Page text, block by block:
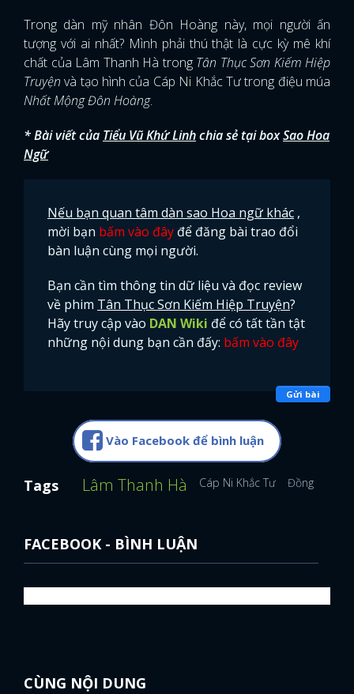
Trong dàn mỹ nhân Đôn Hoàng này, mọi người ấn
tượng với ai nhất? Mình phải thú thật là cực kỳ mê khí
chất của Lâm Thanh Hà trongTân Thục Sơn Kiếm Hiệp
Truyện và tạo hình của Cáp Ni Khắc Tư trong điệu múa
Nhất Mộng Đôn Hoàng.
* Bài viết của Tiểu Vũ Khứ Linhchia sẻ tại boxSao Hoa
Ngữ
Nếu bạn quan tâm dàn sao Hoa ngữ khác ,
mời bạn bấm vào đây để đăng bài trao đổi
bàn luận cùng mọi người.
Bạn cần tìm thông tin dữ liệu và đọc review
về phim Tân Thục Sơn Kiếm Hiệp Truyện?
Hãy truy cập vào DAN Wiki để có tất tần tật
những nội dung bạn cần đấy: bấm vào đây
Gửi bài
Vào Facebook để bình luận
Tags Lâm Thanh Hà Cáp Ni Khắc Tư Đồng Lệ Á
FACEBOOK - BÌNH LUẬN
CÙNG NỘI DUNG